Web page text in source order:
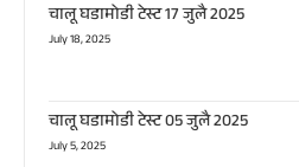
चालू घडामोडी टेस्ट 17 जुलै 2025
July 18, 2025
चालू घडामोडी टेस्ट 05 जुलै 2025
July 5, 2025